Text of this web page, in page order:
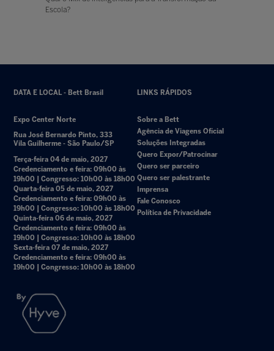
Escola?
DATA E LOCAL - Bett Brasil
Expo Center Norte
Rua José Bernardo Pinto, 333
Vila Guilherme - São Paulo/SP
Terça-feira 04 de maio, 2027
Credenciamento e feira: 09h00 às
19h00 | Congresso: 10h00 às 18h00
Quarta-feira 05 de maio, 2027
Credenciamento e feira: 09h00 às
19h00 | Congresso: 10h00 às 18h00
Quinta-feira 06 de maio, 2027
Credenciamento e feira: 09h00 às
19h00 | Congresso: 10h00 às 18h00
Sexta-feira 07 de maio, 2027
Credenciamento e feira: 09h00 às
19h00 | Congresso: 10h00 às 18h00
LINKS RÁPIDOS
Sobre a Bett
Agência de Viagens Oficial
Soluções Integradas
Quero Expor/Patrocinar
Quero ser parceiro
Quero ser palestrante
Imprensa
Fale Conosco
Política de Privacidade